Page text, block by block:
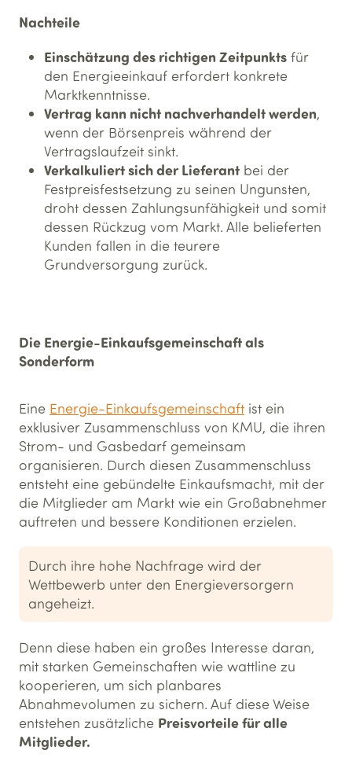
Nachteile
Einschätzung des richtigen Zeitpunkts für
den Energieeinkauf erfordert konkrete
Marktkenntnisse.
Vertrag kann nicht nachverhandelt werden,
wenn der Börsenpreis während der
Vertragslaufzeit sinkt.
Verkalkuliert sich der Lieferant bei der
Festpreisfestsetzung zu seinen Ungunsten,
droht dessen Zahlungsunfähigkeit und somit
dessen Rückzug vom Markt. Alle belieferten
Kunden fallen in die teurere
Grundversorgung zurück.
Die Energie-Einkaufsgemeinschaft als
Sonderform
Eine Energie-Einkaufsgemeinschaft ist ein
exklusiver Zusammenschluss von KMU, die ihren
Strom- und Gasbedarf gemeinsam
organisieren. Durch diesen Zusammenschluss
entsteht eine gebündelte Einkaufsmacht, mit der
die Mitglieder am Markt wie ein Großabnehmer
auftreten und bessere Konditionen erzielen.
Durch ihre hohe Nachfrage wird der
Wettbewerb unter den Energieversorgern
angeheizt.
Denn diese haben ein großes Interesse daran,
mit starken Gemeinschaften wie wattline zu
kooperieren, um sich planbares
Abnahmevolumen zu sichern. Auf diese Weise
entstehen zusätzliche Preisvorteile für alle
Mitglieder.